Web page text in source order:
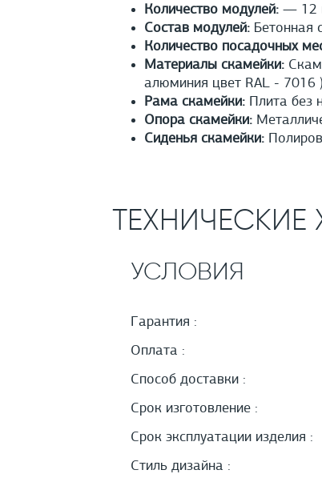
Количество модулей: — 12
Состав модулей: Бетонная
Количество посадочных
Материалы скамейки:
алюминия цвет RAL - 7016 )
Рама скамейки: Плита без
Опора скамейки:
Сиденья скамейки:
ТЕХНИЧЕСКИЕ
УСЛОВИЯ
Гарантия :
Оплата :
Способ доставки :
Срок изготовление :
Срок эксплуатации изделия :
Стиль дизайна :